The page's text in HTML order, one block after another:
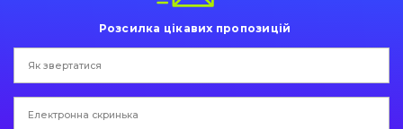
Трансмісія
Розсилка цікавих пропозицій